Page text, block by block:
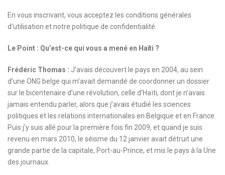
En vous inscrivant, vous acceptez les conditions générales
d’utilisation et notre politique de confidentialité.
Le Point : Qu’est-ce qui vous a mené en Haïti ?
Frédéric Thomas : J’avais découvert le pays en 2004, au sein
d’une ONG belge qui m’avait demandé de coordonner un dossier
sur le bicentenaire d’une révolution, celle d’Haïti, dont je n’avais
jamais entendu parler, alors que j’avais étudié les sciences
politiques et les relations internationales en Belgique et en France.
Puis j’y suis allé pour la première fois fin 2009, et quand je suis
revenu en mars 2010, le séisme du 12 janvier avait détruit une
grande partie de la capitale, Port-au-Prince, et mis le pays à la Une
des journaux.